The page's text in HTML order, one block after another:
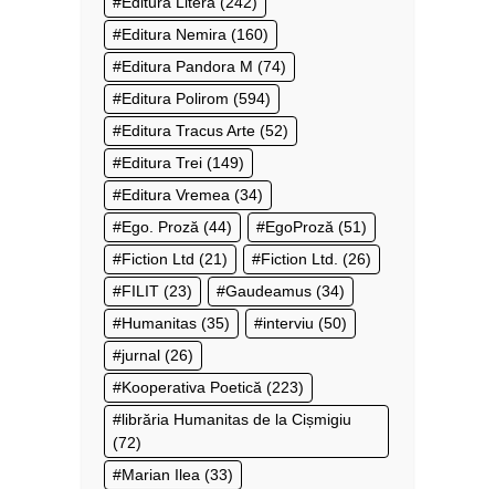
Editura Nemira (160)
Editura Pandora M (74)
Editura Polirom (594)
Editura Tracus Arte (52)
Editura Trei (149)
Editura Vremea (34)
Ego. Proză (44) EgoProză (51)
Fiction Ltd (21) Fiction Ltd. (26)
FILIT (23) Gaudeamus (34)
Humanitas (35) interviu (50)
jurnal (26)
Kooperativa Poetică (223)
librăria Humanitas de la Cișmigiu
(72)
Marian Ilea (33)